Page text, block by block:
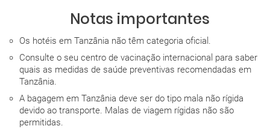
Notas importantes
Os hotéis em Tanzânia não têm categoria oficial.
Consulte o seu centro de vacinação internacional para saber
quais as medidas de saúde preventivas recomendadas em
Tanzânia.
A bagagem em Tanzânia deve ser do tipo mala não rígida
devido ao transporte. Malas de viagem rígidas não são
permitidas.